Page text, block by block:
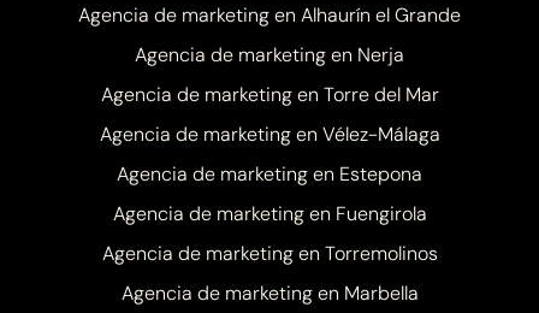
Agencia de marketing en Alhaurín el Grande
Agencia de marketing en Nerja
Agencia de marketing en Torre del Mar
Agencia de marketing en Vélez-Málaga
Agencia de marketing en Estepona
Agencia de marketing en Fuengirola
Agencia de marketing en Torremolinos
Agencia de marketing en Marbella